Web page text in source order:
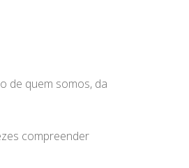
de quem somos, da
compreender